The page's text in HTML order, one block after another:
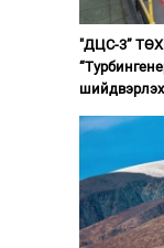
"ДЦС-3”